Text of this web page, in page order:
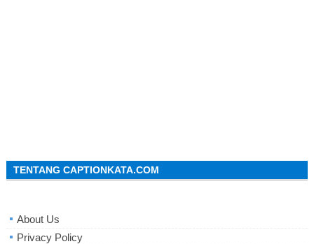
TENTANG CAPTIONKATA.COM
About Us
Privacy Policy